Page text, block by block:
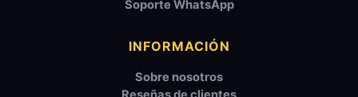
Soporte WhatsApp
INFORMACIÓN
Sobre nosotros